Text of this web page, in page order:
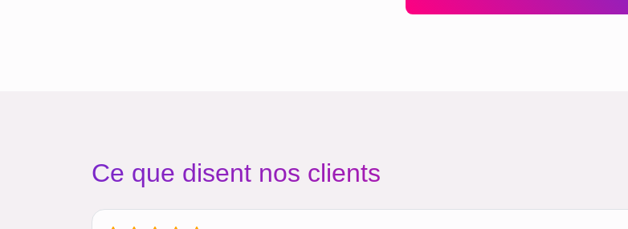
Ce que disent nos clients